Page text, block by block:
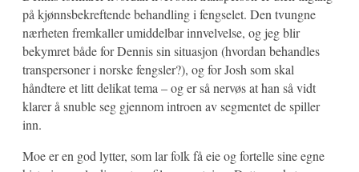
på kjønnsbekreftende behandling i fengselet. Den tvungne
nærheten fremkaller umiddelbar innvelvelse, og jeg blir
bekymret både for Dennis sin situasjon (hvordan behandles
transpersoner i norske fengsler?), og for Josh som skal
håndtere et litt delikat tema – og er så nervøs at han så vidt
klarer å snuble seg gjennom introen av segmentet de spiller
inn.
Moe er en god lytter, som lar folk få eie og fortelle sine egne